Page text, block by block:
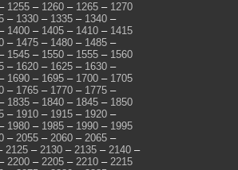
1255 – 1260 – 1265 – 1270
– 1330 – 1335 – 1340 –
1400 – 1405 – 1410 – 1415
– 1475 – 1480 – 1485 –
1545 – 1550 – 1555 – 1560
– 1620 – 1625 – 1630 –
1690 – 1695 – 1700 – 1705
– 1765 – 1770 – 1775 –
1835 – 1840 – 1845 – 1850
– 1910 – 1915 – 1920 –
1980 – 1985 – 1990 – 1995
– 2055 – 2060 – 2065 –
2125 – 2130 – 2135 – 2140 –
2200 – 2205 – 2210 – 2215